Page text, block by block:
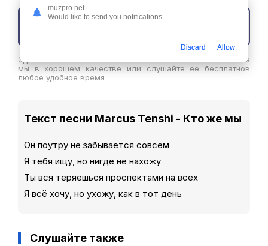
Здесь вы можете скачать песню Marcus Tenshi - Кто же
мы в хорошем качестве или слушайте ее бесплатнов
любое удобное время
Текст песни Marcus Tenshi - Кто же мы
Он поутру не забывается совсем
Я тебя ищу, но нигде не нахожу
Ты вся теряешься проспектами на всех
Я всё хочу, но ухожу, как в тот день
Слушайте также
muzpro.net
Would like to send you notifications
Discard Allow